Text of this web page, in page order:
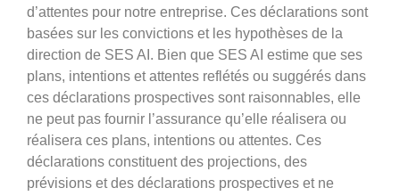
d’attentes pour notre entreprise. Ces déclarations sont
basées sur les convictions et les hypothèses de la
direction de SES AI. Bien que SES AI estime que ses
plans, intentions et attentes reflétés ou suggérés dans
ces déclarations prospectives sont raisonnables, elle
ne peut pas fournir l’assurance qu’elle réalisera ou
réalisera ces plans, intentions ou attentes. Ces
déclarations constituent des projections, des
prévisions et des déclarations prospectives et ne